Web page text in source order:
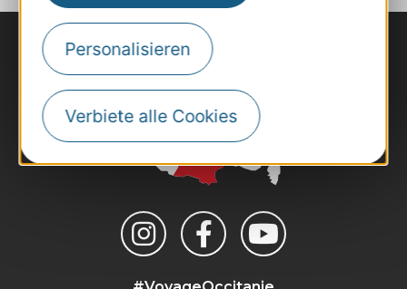
Personalisieren
Verbiete alle Cookies